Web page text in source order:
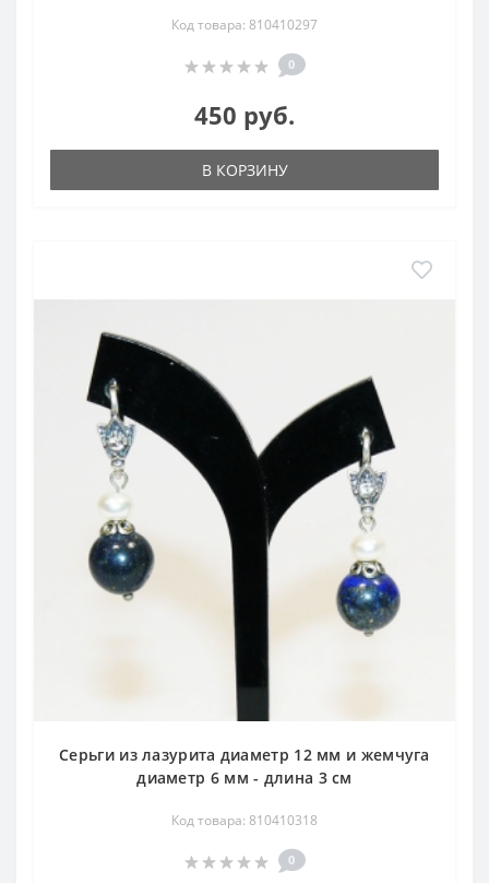
Код товара: 810410297
0
450 руб.
В КОРЗИНУ
Серьги из лазурита диаметр 12 мм и жемчуга
диаметр 6 мм - длина 3 см
Код товара: 810410318
0